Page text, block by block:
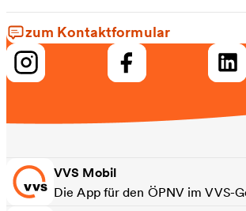
zum Kontaktformular
VVS Mobil
Die App für den ÖPNV im VVS-